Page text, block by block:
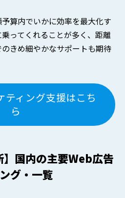
算内でいかに効率を最大化す
ってくれることが多く、距離
きめ細やかなサポートも期待
ティング支援はこち
ら
】国内の主要Web広告
グ・一覧